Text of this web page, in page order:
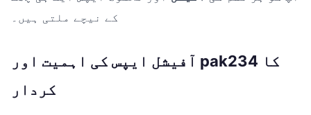
کے نیچے ملتی ہیں۔
آفیشل ایپس کی اہمیت اور pak234 کا
کردار